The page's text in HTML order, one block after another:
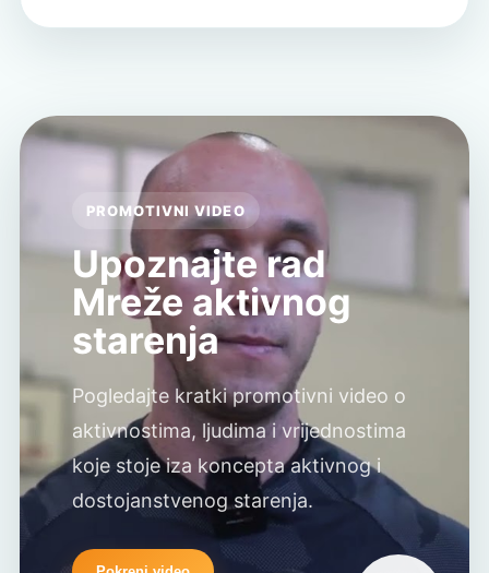
PROMOTIVNI VIDEO
Upoznajte rad
Mreže aktivnog
starenja
Pogledajte kratki promotivni video o
aktivnostima, ljudima i vrijednostima
koje stoje iza koncepta aktivnog i
dostojanstvenog starenja.